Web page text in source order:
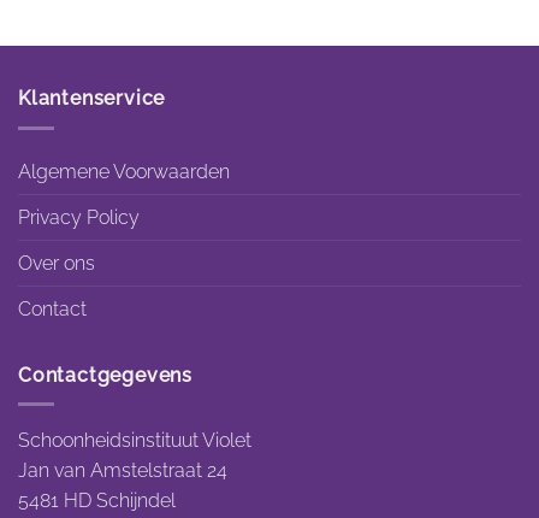
Klantenservice
Algemene Voorwaarden
Privacy Policy
Over ons
Contact
Contactgegevens
Schoonheidsinstituut Violet
Jan van Amstelstraat 24
5481 HD Schijndel